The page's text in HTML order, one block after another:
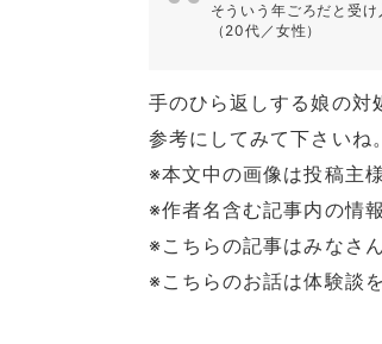
そういう年ごろだと受け
（20代／女性）
手のひら返しする娘の対
参考にしてみて下さいね。
※本文中の画像は投稿主
※作者名含む記事内の情
※こちらの記事はみなさ
※こちらのお話は体験談